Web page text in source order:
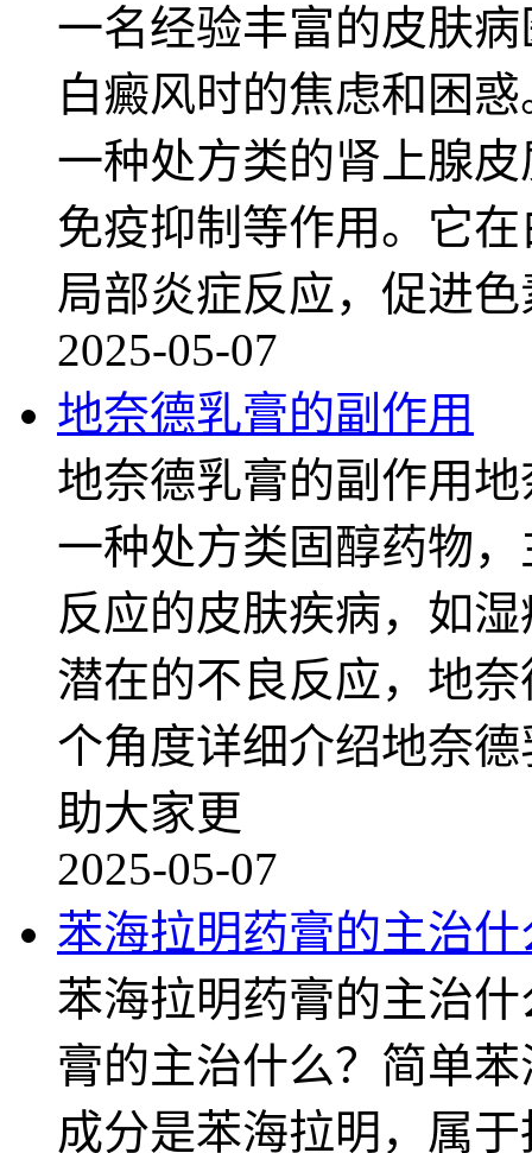
一名经验丰富的皮肤
白癜风时的焦虑和困
一种处方类的肾上腺
免疫抑制等作用。它
局部炎症反应，促进
2025-05-07
地奈德乳膏的副作用
地奈德乳膏的副作用
一种处方类固醇药物
反应的皮肤疾病，如
潜在的不良反应，地
个角度详细介绍地奈
助大家更
2025-05-07
苯海拉明药膏的主治什
苯海拉明药膏的主治
膏的主治什么？简单
成分是苯海拉明，属